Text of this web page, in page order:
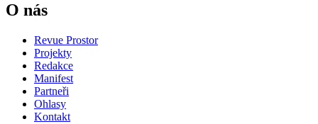
O nás
Revue Prostor
Projekty
Redakce
Manifest
Partneři
Ohlasy
Kontakt